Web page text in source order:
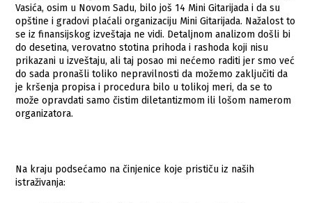
Vasića, osim u Novom Sadu, bilo još 14 Mini Gitarijada i da su
opštine i gradovi plaćali organizaciju Mini Gitarijada. Nažalost to
se iz finansijskog izveštaja ne vidi. Detaljnom analizom došli bi
do desetina, verovatno stotina prihoda i rashoda koji nisu
prikazani u izveštaju, ali taj posao mi nećemo raditi jer smo već
do sada pronašli toliko nepravilnosti da možemo zaključiti da
je kršenja propisa i procedura bilo u tolikoj meri, da se to
može opravdati samo čistim diletantizmom ili lošom namerom
organizatora.
Na kraju podsećamo na činjenice koje prističu iz naših
istraživanja: